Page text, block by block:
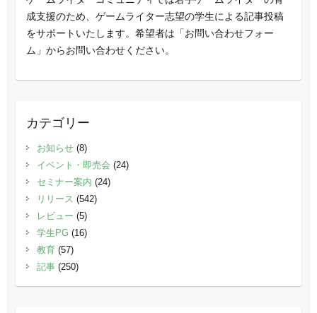
成支援のため、ゲームライター志望の学生による記事投稿
をサポートいたします。希望者は「お問い合わせフォー
ム」からお問い合わせください。
カテゴリー
お知らせ(8)
イベント・即売会 (24)
セミナー案内 (24)
リリース (542)
レビュー (5)
学生PG(16)
教育(57)
記事(250)